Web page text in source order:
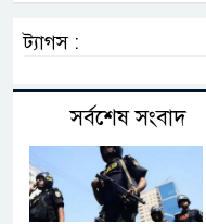
ট্যাগস :
সর্বশেষ সংবাদ